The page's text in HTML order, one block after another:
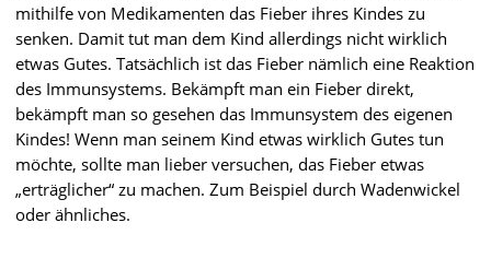
mithilfe von Medikamenten das Fieber ihres Kindes zu
senken. Damit tut man dem Kind allerdings nicht wirklich
etwas Gutes. Tatsächlich ist das Fieber nämlich eine Reaktion
des Immunsystems. Bekämpft man ein Fieber direkt,
bekämpft man so gesehen das Immunsystem des eigenen
Kindes! Wenn man seinem Kind etwas wirklich Gutes tun
möchte, sollte man lieber versuchen, das Fieber etwas
„erträglicher“ zu machen. Zum Beispiel durch Wadenwickel
oder ähnliches.